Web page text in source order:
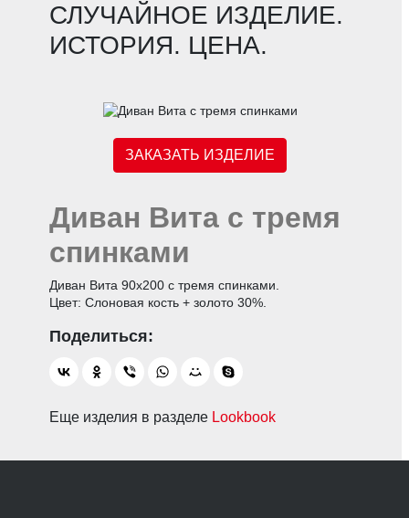
СЛУЧАЙНОЕ ИЗДЕЛИЕ.
ИСТОРИЯ. ЦЕНА.
ЗАКАЗАТЬ ИЗДЕЛИЕ
Диван Вита с тремя
спинками
Диван Вита 90х200 с тремя спинками.
Цвет: Слоновая кость + золото 30%.
Еще изделия в разделе Lookbook